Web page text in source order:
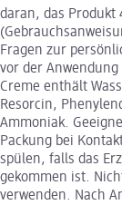
daran, das Produkt
Fragen zur
vor der
Creme enthält
Resorcin,
Ammoniak.
Packung bei
spülen, falls das
gekommen ist.
verwenden. Nach